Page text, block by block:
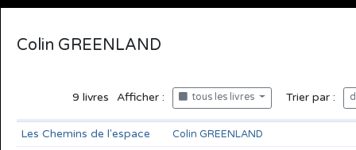
Colin GREENLAND
9 livres Afficher : tous les livres Trier par :
Les Chemins de l'espace Colin GREENLAND